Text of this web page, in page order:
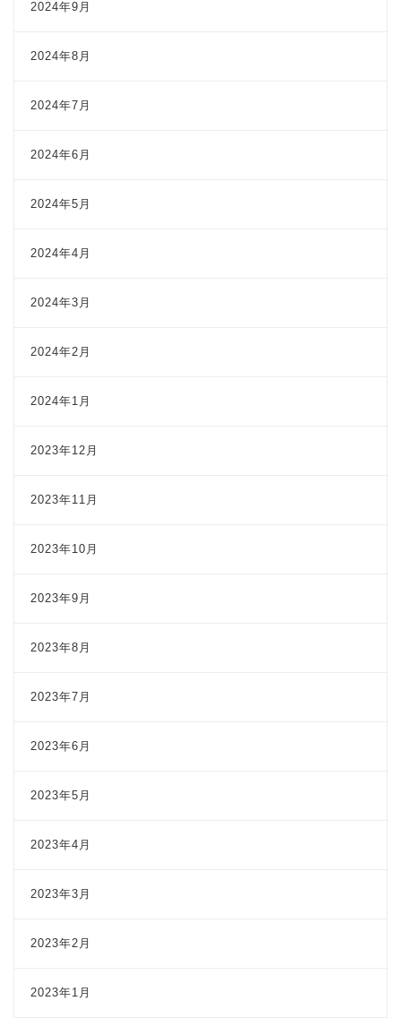
2024年9月
2024年8月
2024年7月
2024年6月
2024年5月
2024年4月
2024年3月
2024年2月
2024年1月
2023年12月
2023年11月
2023年10月
2023年9月
2023年8月
2023年7月
2023年6月
2023年5月
2023年4月
2023年3月
2023年2月
2023年1月